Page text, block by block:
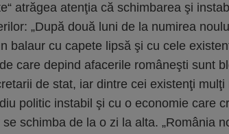
atrăgea atenţia că schimbarea şi
„După două luni de la numirea
balaur cu capete lipsă şi cu cele
care depind afacerile româneşti sunt
de stat, iar dintre cei existenţi mulţi
politic instabil şi cu o economie care
schimba de la o zi la alta. „România